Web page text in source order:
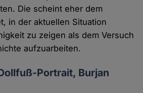
Die scheint eher dem
in der aktuellen Situation
zu zeigen als dem Versuch
aufzuarbeiten.
Portrait, Burjan